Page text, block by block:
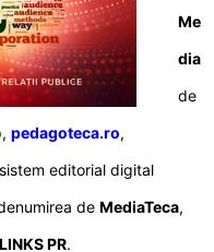
Me
dia
de
, pedagoteca.ro,
editorial digital
de MediaTeca,
LINKS PR.